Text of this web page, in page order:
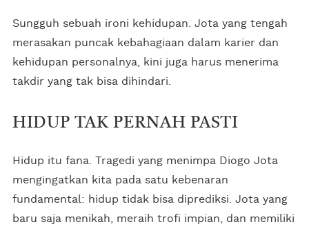
Sungguh sebuah ironi kehidupan. Jota yang tengah
merasakan puncak kebahagiaan dalam karier dan
kehidupan personalnya, kini juga harus menerima
takdir yang tak bisa dihindari.
HIDUP TAK PERNAH PASTI
Hidup itu fana. Tragedi yang menimpa Diogo Jota
mengingatkan kita pada satu kebenaran
fundamental: hidup tidak bisa diprediksi. Jota yang
baru saja menikah, meraih trofi impian, dan memiliki